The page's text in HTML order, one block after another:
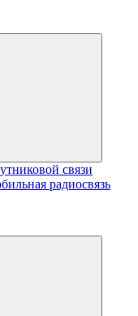
связи
радиосвязь